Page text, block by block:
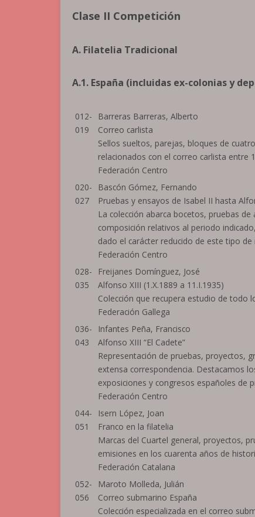
Clase II Competición
A. Filatelia Tradicional
A.1. España (incluidas ex-colonias y
012-
019
Barreras Barreras, Alberto
Correo carlista
Sellos sueltos, parejas, bloques de
relacionados con el correo carlista entre
Federación Centro
020-
027
Bascón Gómez, Fernando
Pruebas y ensayos de Isabel II hasta
La colección abarca bocetos, pruebas
composición relativos al periodo
dado el carácter reducido de este tipo de
Federación Centro
028-
035
Freijanes Domínguez, José
Alfonso XIII (1.X.1889 a 11.I.1935)
Colección que recupera estudio de todo
Federación Gallega
036-
043
Infantes Peña, Francisco
Alfonso XIII “El Cadete”
Representación de pruebas, proyectos,
extensa correspondencia. Destacamos
exposiciones y congresos españoles de
Federación Centro
044-
051
Isern López, Joan
Franco en la filatelia
Marcas del Cuartel general, proyectos,
emisiones en los cuarenta años de
Federación Catalana
052-
056
Maroto Molleda, Julián
Correo submarino España
Colección especializada en el correo